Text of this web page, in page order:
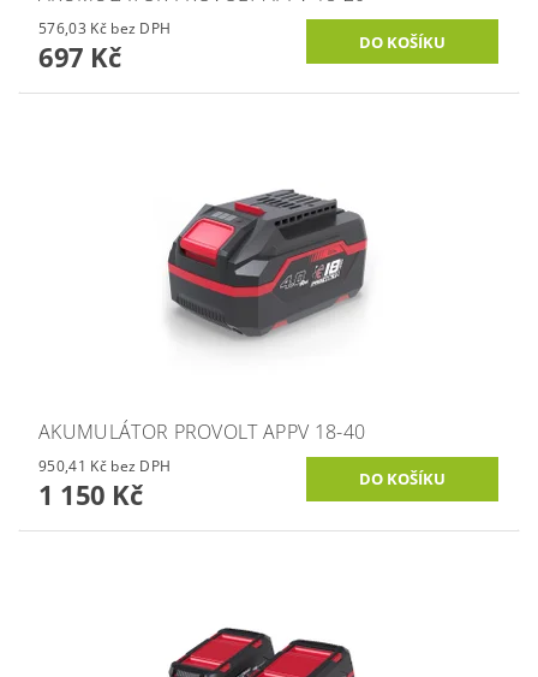
576,03 Kč bez DPH
697 Kč
AKUMULÁTOR PROVOLT APPV 18-40
950,41 Kč bez DPH
1 150 Kč